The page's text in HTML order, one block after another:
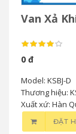
Van Xả
0 đ
Model: KSBJ-D
Thương hiệu:
Xuất xứ: Hàn
ĐẶT